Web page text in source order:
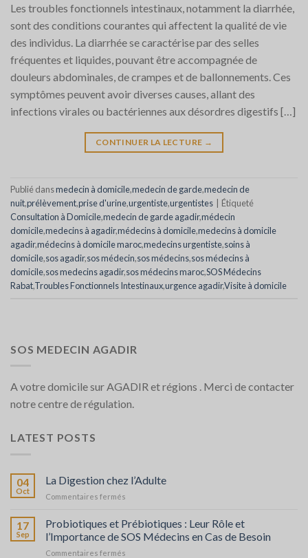
Les troubles fonctionnels intestinaux, notamment la diarrhée,
sont des conditions courantes qui affectent la qualité de vie
des individus. La diarrhée se caractérise par des selles
fréquentes et liquides, pouvant être accompagnée de
douleurs abdominales, de crampes et de ballonnements. Ces
symptômes peuvent avoir diverses causes, allant des
infections virales ou bactériennes aux désordres digestifs […]
CONTINUER LA LECTURE →
Publié dansmedecin à domicile,medecin de garde,medecin de
nuit,prélèvement,prise d'urine,urgentiste,urgentistes
Étiqueté
‎Consultation à Domicile,medecin de garde agadir,médecin
domicile,medecins à agadir,médecins à domicile,medecins à domicile
agadir,médecins à domicile maroc,medecins urgentiste,soins à
domicile,sos agadir,sos médecin,sos médecins,sos médecins à
domicile,sos medecins agadir,sos médecins maroc,SOS Médecins
Rabat,Troubles Fonctionnels Intestinaux,urgence agadir,Visite à domicile
SOS MEDECIN AGADIR
A votre domicile sur AGADIR et régions . Merci de contacter
notre centre de régulation.
LATEST POSTS
04
Oct
La Digestion chez l’Adulte
Commentaires fermés
Digestion
chez
l’Adulte
17
Sep
Probiotiques et Prébiotiques : Leur Rôle et
l’Importance de SOS Médecins en Cas de Besoin
Commentaires fermés